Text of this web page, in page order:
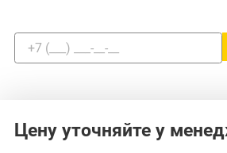
Цену уточняйте у